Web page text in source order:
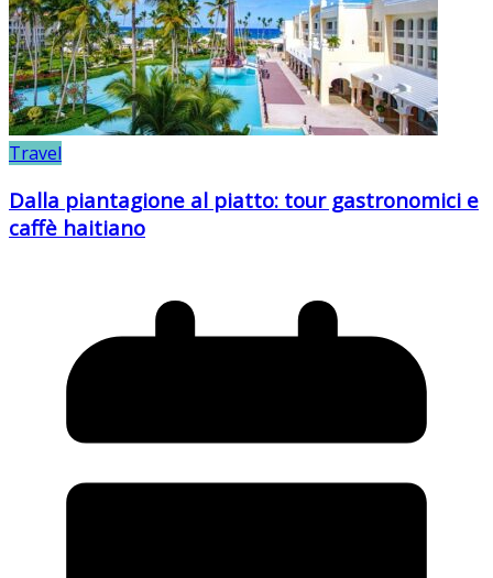
Travel
Dalla piantagione al piatto: tour gastronomici e
caffè haitiano